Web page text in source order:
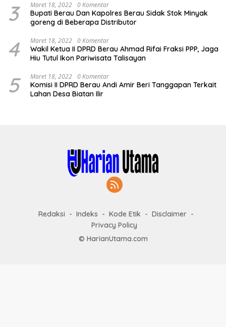
3 Maret 18, 2022 0 Komentar
Bupati Berau Dan Kapolres Berau Sidak Stok Minyak
goreng di Beberapa Distributor
4 Maret 18, 2022 0 Komentar
Wakil Ketua II DPRD Berau Ahmad Rifai Fraksi PPP, Jaga
Hiu Tutul Ikon Pariwisata Talisayan
5 Maret 18, 2022 0 Komentar
Komisi II DPRD Berau Andi Amir Beri Tanggapan Terkait
Lahan Desa Biatan Ilir
Redaksi Indeks Kode Etik
Disclaimer
Privacy Policy
© HarianUtama.com